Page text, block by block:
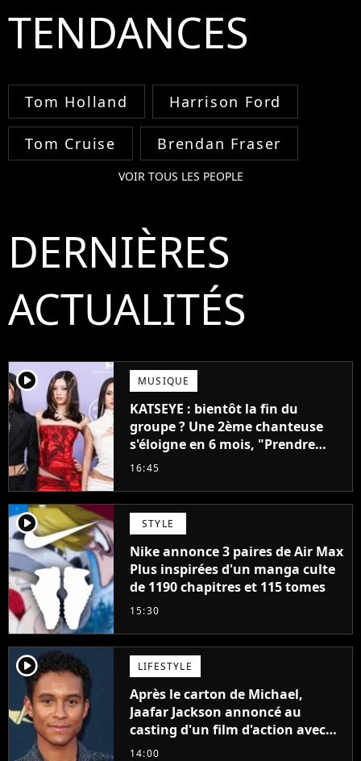
TENDANCES
Tom Holland Harrison Ford
Tom Cruise Brendan Fraser
VOIR TOUS LES PEOPLE
DERNIÈRES
ACTUALITÉS
player2 MUSIQUE
KATSEYE : bientôt la fin du
groupe ? Une 2ème chanteuse
s'éloigne en 6 mois, "Prendre
cette décision n’a pas été facile"
16:45
player2 STYLE
Nike annonce 3 paires de Air Max
Plus inspirées d'un manga culte
de 1190 chapitres et 115 tomes
15:30
player2 LIFESTYLE
Après le carton de Michael,
Jaafar Jackson annoncé au
casting d'un film d'action avec
Will Smith
14:00